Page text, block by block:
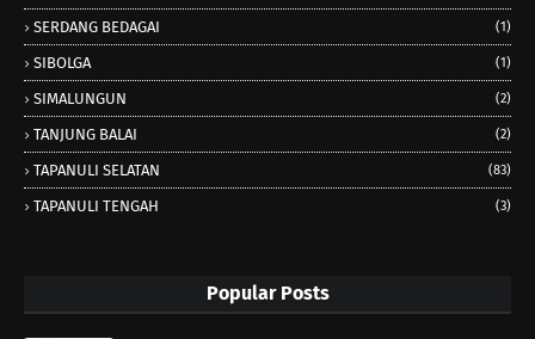
SERDANG BEDAGAI (1)
SIBOLGA (1)
SIMALUNGUN (2)
TANJUNG BALAI (2)
TAPANULI SELATAN (83)
TAPANULI TENGAH (3)
Popular Posts